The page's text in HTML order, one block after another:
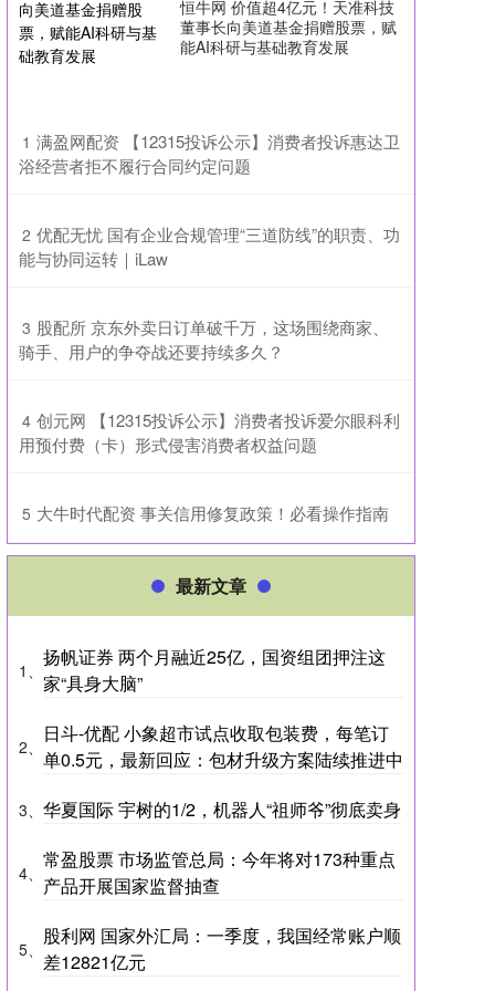
恒牛网 价值超4亿元！天准科技
董事长向美道基金捐赠股票，赋
能AI科研与基础教育发展
1 ​满盈网配资 【12315投诉公示】消费者投诉惠达卫
浴经营者拒不履行合同约定问题
2 ​优配无忧 国有企业合规管理“三道防线”的职责、功
能与协同运转｜iLaw
3 ​股配所 京东外卖日订单破千万，这场围绕商家、
骑手、用户的争夺战还要持续多久？
4 ​创元网 【12315投诉公示】消费者投诉爱尔眼科利
用预付费（卡）形式侵害消费者权益问题
5 ​大牛时代配资 事关信用修复政策！必看操作指南
最新文章
1、
扬帆证券 两个月融近25亿，国资组团押注这
家“具身大脑”
2、
日斗-优配 小象超市试点收取包装费，每笔订
单0.5元，最新回应：包材升级方案陆续推进中
3、 华夏国际 宇树的1/2，机器人“祖师爷”彻底卖身
4、
常盈股票 市场监管总局：今年将对173种重点
产品开展国家监督抽查
5、
股利网 国家外汇局：一季度，我国经常账户顺
差12821亿元